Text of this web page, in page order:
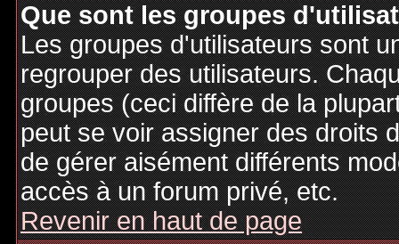
Que sont les groupes
Les groupes d'utilisateurs sont
regrouper des utilisateurs.
groupes (ceci diffère de la
peut se voir assigner des droits
de gérer aisément différents
accès à un forum privé, etc.
Revenir en haut de page